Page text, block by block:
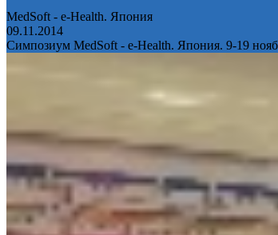
MedSoft - e-Health. Япония
09.11.2014
Симпозиум MedSoft - e-Health. Япония. 9-19